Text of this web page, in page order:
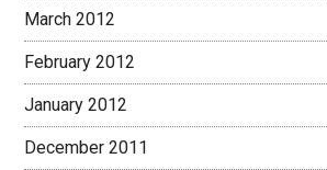
March 2012
February 2012
January 2012
December 2011